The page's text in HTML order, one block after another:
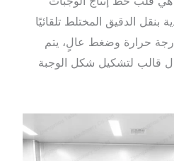
بنقل الدقيق المختلط تلقائيًا
حرارة وضغط عالٍ، يتم
قالب لتشكيل شكل الوجبة